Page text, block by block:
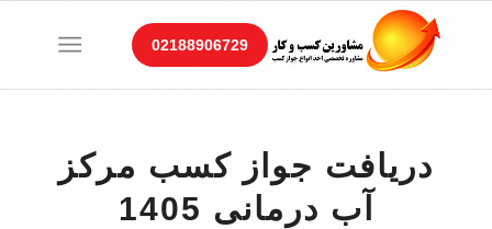
02188906729
دریافت جواز کسب مرکز
آب درمانی 1405